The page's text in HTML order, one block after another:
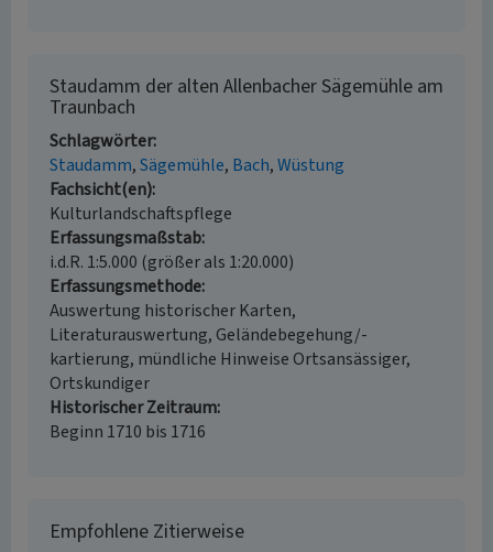
Staudamm der alten Allenbacher Sägemühle am
Traunbach
Schlagwörter
Staudamm Sägemühle Bach Wüstung
Fachsicht(en)
Kulturlandschaftspflege
Erfassungsmaßstab
i.d.R. 1:5.000 (größer als 1:20.000)
Erfassungsmethode
Auswertung historischer Karten,
Literaturauswertung, Geländebegehung/-
kartierung, mündliche Hinweise Ortsansässiger,
Ortskundiger
Historischer Zeitraum
Beginn 1710 bis 1716
Empfohlene Zitierweise